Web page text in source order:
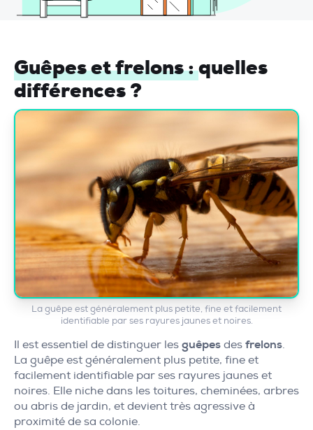
Guêpes et frelons :quelles
différences ?
La guêpe est généralement plus petite, fine et facilement
identifiable par ses rayures jaunes et noires.
Il est essentiel de distinguer les guêpes des frelons.
La guêpe est généralement plus petite, fine et
facilement identifiable par ses rayures jaunes et
noires. Elle niche dans les toitures, cheminées, arbres
ou abris de jardin, et devient très agressive à
proximité de sa colonie.